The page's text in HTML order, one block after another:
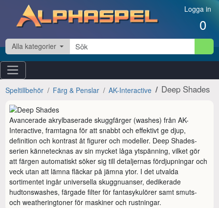
Hoppa till innehåll Logga in
0
Alla kategorier
Speltillbehör Färg & Penslar AK-Interactive Deep Shades
Avancerade akrylbaserade skuggfärger (washes) från AK-
Interactive, framtagna för att snabbt och effektivt ge djup,
definition och kontrast åt figurer och modeller. Deep Shades-
serien kännetecknas av sin mycket låga ytspänning, vilket gör
att färgen automatiskt söker sig till detaljernas fördjupningar och
veck utan att lämna fläckar på jämna ytor. I det utvalda
sortimentet ingår universella skuggnuanser, dedikerade
hudtonswashes, färgade filter för fantasykulörer samt smuts-
och weatheringtoner för maskiner och rustningar.